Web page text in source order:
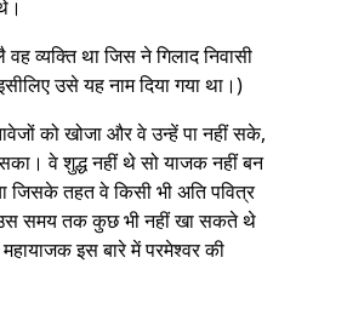
व्यक्ति था जिस ने गिलाद निवासी
उसे यह नाम दिया गया था।)
को खोजा और वे उन्हें पा नहीं सके,
वे शुद्ध नहीं थे सो याजक नहीं बन
जिसके तहत वे किसी भी अति पवित्र
समय तक कुछ भी नहीं खा सकते थे
इस बारे में परमेश्वर की